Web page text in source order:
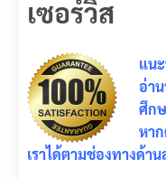
เซอร์วิส
แน
อ่า
ศึก
หา
เราได้ตามช่องทางด้า